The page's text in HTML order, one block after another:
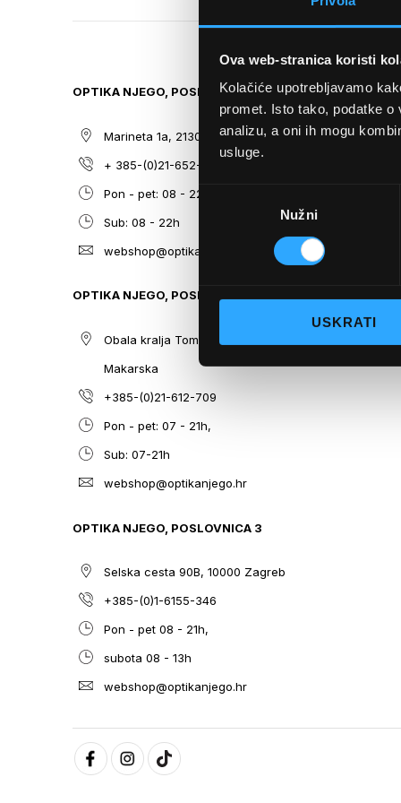
Ova web-stranica koristi
Kolačiće upotrebljavamo
promet. Isto tako, podatke
analizu, a oni ih mogu
usluge.
Odabir
Nužni
USKRATI
THE
THE
GALLERY
OPTIKA NJEGO, POSLOVNICA 1
Marineta 1a, 21300 Makarska
+ 385-(0)21-652-102
Pon - pet: 08 - 22h,
Sub: 08 - 22h
webshop@optikanjego.hr
OPTIKA NJEGO, POSLOVNICA 2
Obala kralja Tomislava 14, 21300
Makarska
+385-(0)21-612-709
Pon - pet: 07 - 21h,
Sub: 07-21h
webshop@optikanjego.hr
OPTIKA NJEGO, POSLOVNICA 3
Selska cesta 90B, 10000 Zagreb
+385-(0)1-6155-346
Pon - pet 08 - 21h,
subota 08 - 13h
webshop@optikanjego.hr
SITEMAP
O nama
Optika